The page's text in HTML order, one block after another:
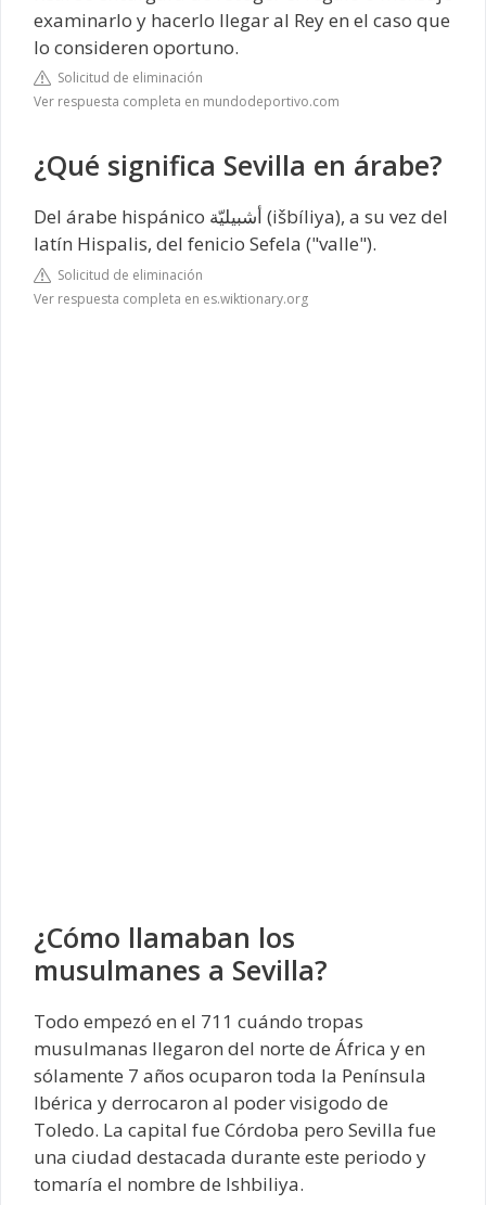
examinarlo y hacerlo llegar al Rey en el caso que
lo consideren oportuno.
Solicitud de eliminación
Ver respuesta completa en mundodeportivo.com
¿Qué significa Sevilla en árabe?
Del árabe hispánico أشبيليّة (išbíliya), a su vez del
latín Hispalis, del fenicio Sefela ("valle").
Solicitud de eliminación
Ver respuesta completa en es.wiktionary.org
¿Cómo llamaban los
musulmanes a Sevilla?
Todo empezó en el 711 cuándo tropas
musulmanas llegaron del norte de África y en
sólamente 7 años ocuparon toda la Península
Ibérica y derrocaron al poder visigodo de
Toledo. La capital fue Córdoba pero Sevilla fue
una ciudad destacada durante este periodo y
tomaría el nombre de Ishbiliya.